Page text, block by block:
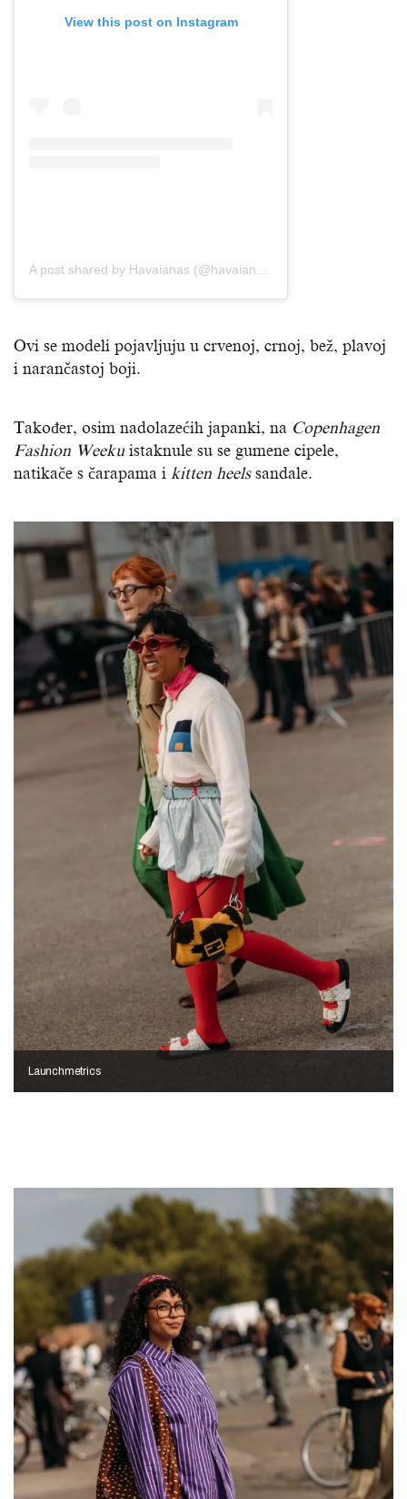
View this post on Instagram
A post shared by Havaianas (@havaianas)
Ovi se modeli pojavljuju u crvenoj, crnoj, bež, plavoj
i narančastoj boji.
Također, osim nadolazećih japanki, na Copenhagen
Fashion Weekuistaknule su se gumene cipele,
natikače s čarapama i kitten heelssandale.
Launchmetrics